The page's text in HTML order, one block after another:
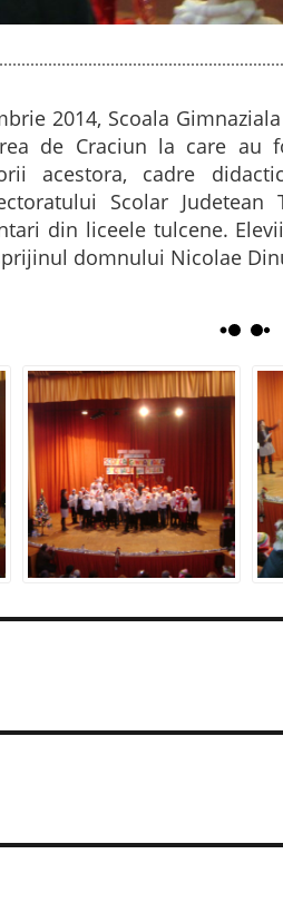
2014, Scoala
de Craciun la care
acestora, cadre
Scolar
din liceele tulcene.
domnului Nicolae